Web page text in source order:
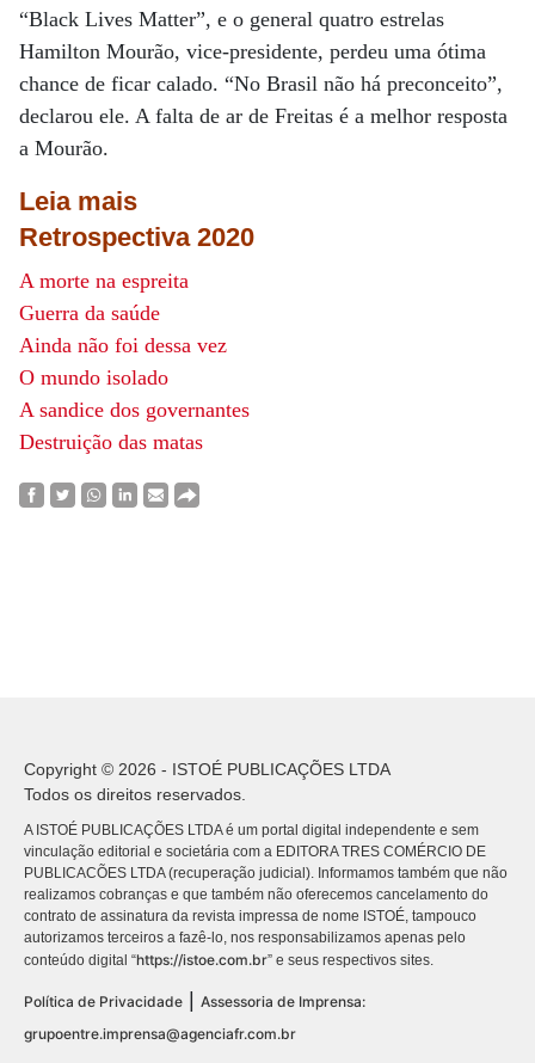
“Black Lives Matter”, e o general quatro estrelas
Hamilton Mourão, vice-presidente, perdeu uma ótima
chance de ficar calado. “No Brasil não há preconceito”,
declarou ele. A falta de ar de Freitas é a melhor resposta
a Mourão.
Leia mais
Retrospectiva 2020
A morte na espreita
Guerra da saúde
Ainda não foi dessa vez
O mundo isolado
A sandice dos governantes
Destruição das matas
Copyright © 2026 - ISTOÉ PUBLICAÇÕES LTDA
Todos os direitos reservados.
A ISTOÉ PUBLICAÇÕES LTDA é um portal digital independente e sem
vinculação editorial e societária com a EDITORA TRES COMÉRCIO DE
PUBLICACÕES LTDA (recuperação judicial). Informamos também que não
realizamos cobranças e que também não oferecemos cancelamento do
contrato de assinatura da revista impressa de nome ISTOÉ, tampouco
autorizamos terceiros a fazê-lo, nos responsabilizamos apenas pelo
conteúdo digital “https://istoe.com.br” e seus respectivos sites.
Política de Privacidade
Assessoria de Imprensa:
grupoentre.imprensa@agenciafr.com.br